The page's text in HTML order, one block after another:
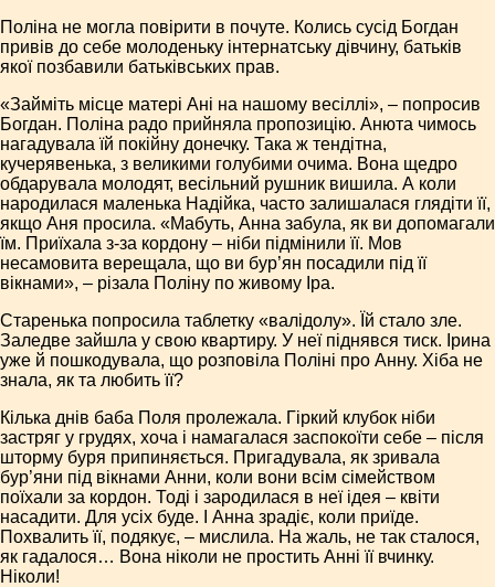
Поліна не могла повірити в почуте. Колись сусід Богдан
привів до себе молоденьку інтернатську дівчину, батьків
якої позбавили батьківських прав.
«Займіть місце матері Ані на нашому весіллі», – попросив
Богдан. Поліна радо прийняла пропозицію. Анюта чимось
нагадувала їй покійну донечку. Така ж тендітна,
кучерявенька, з великими голубими очима. Вона щедро
обдарувала молодят, весільний рушник вишила. А коли
народилася маленька Надійка, часто залишалася глядіти її,
якщо Аня просила. «Мабуть, Анна забула, як ви допомагали
їм. Приїхала з-за кордону – ніби підмінили її. Мов
несамовита верещала, що ви бур’ян посадили під її
вікнами», – різала Поліну по живому Іра.
Старенька попросила таблетку «валідолу». Їй стало зле.
Заледве зайшла у свою квартиру. У неї піднявся тиск. Ірина
уже й пошкодувала, що розповіла Поліні про Анну. Хіба не
знала, як та любить її?
Кілька днів баба Поля пролежала. Гіркий клубок ніби
застряг у грудях, хоча і намагалася заспокоїти себе – після
шторму буря припиняється. Пригадувала, як зривала
бур’яни під вікнами Анни, коли вони всім сімейством
поїхали за кордон. Тоді і зародилася в неї ідея – квіти
насадити. Для усіх буде. І Анна зрадіє, коли приїде.
Похвалить її, подякує, – мислила. На жаль, не так сталося,
як гадалося… Вона ніколи не простить Анні її вчинку.
Ніколи!